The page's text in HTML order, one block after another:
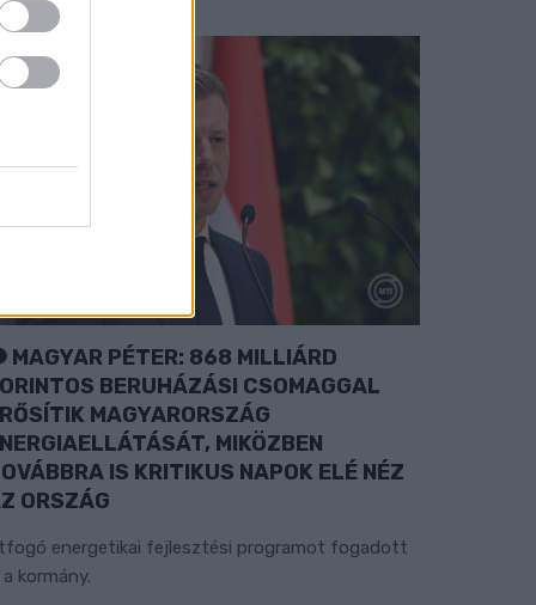
MAGYAR PÉTER: 868 MILLIÁRD
BERUHÁZÁSI CSOMAGGAL
MAGYARORSZÁG
MIKÖZBEN
IS KRITIKUS NAPOK ELÉ NÉZ
ORSZÁG
energetikai fejlesztési programot fogadott
a kormány.